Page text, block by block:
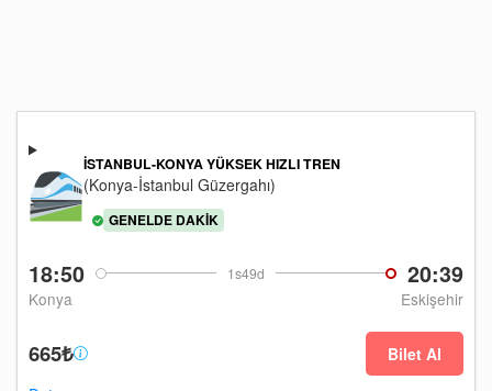
18:50 1s49d 20:39
Konya Eskişehir
İSTANBUL-KONYA YÜKSEK HIZLI TREN
(Konya-İstanbul Güzergahı)
GENELDE DAKIK
665₺
Bilet Al